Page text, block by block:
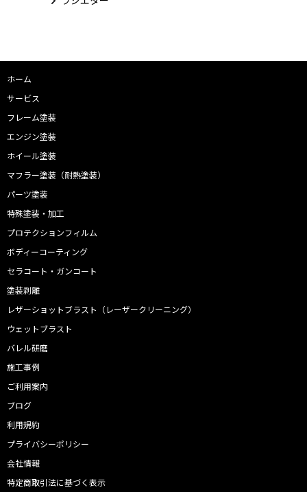
ホーム
サービス
フレーム塗装
エンジン塗装
ホイール塗装
マフラー塗装（耐熱塗装）
パーツ塗装
特殊塗装・加工
プロテクションフィルム
ボディーコーティング
セラコート・ガンコート
塗装剥離
レザーショットブラスト（レーザークリーニング）
ウェットブラスト
バレル研磨
施工事例
ご利用案内
ブログ
利用規約
プライバシーポリシー
会社情報
特定商取引法に基づく表示